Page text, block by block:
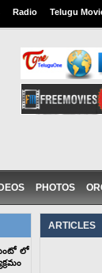
Radio Telugu
PHOTOS
లో
ARTICLES